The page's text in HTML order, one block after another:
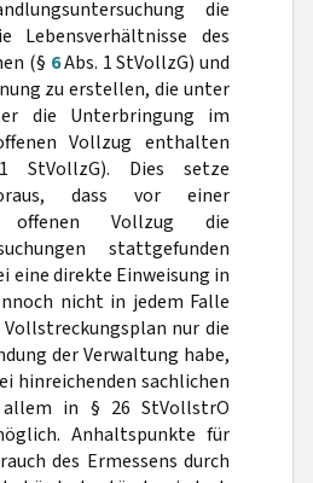
die
Lebensverhältnisse des
(§ 6Abs. 1 StVollzG) und
zu erstellen, die unter
die Unterbringung im
Vollzug enthalten
StVollzG). Dies setze
dass vor einer
offenen Vollzug die
stattgefunden
eine direkte Einweisung in
nicht in jedem Falle
Vollstreckungsplan nur die
der Verwaltung habe,
hinreichenden sachlichen
in § 26 StVollstrO
Anhaltspunkte für
des Ermessens durch